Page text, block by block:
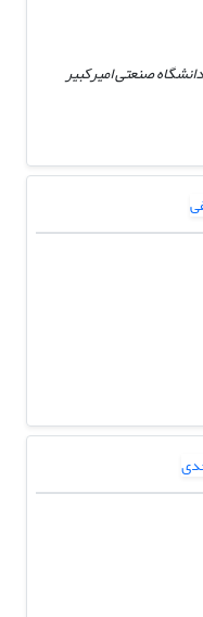
صنعتی امیرکبیر